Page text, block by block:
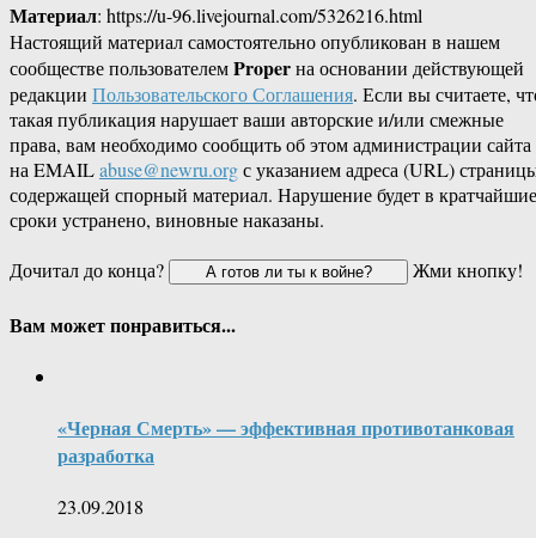
Материал: https://u-96.livejournal.com/5326216.html
Настоящий материал самостоятельно опубликован в нашем
сообществе пользователемProperна основании действующей
редакции Пользовательского Соглашения. Если вы считаете,
такая публикация нарушает ваши авторские и/или смежные
права, вам необходимо сообщить об этом администрации сайта
на EMAILabuse@newru.orgс указанием адреса (URL)
содержащей спорный материал. Нарушение будет в кратчайшие
сроки устранено, виновные наказаны.
Дочитал до конца?
Жми кнопку!
Вам может понравиться...
«Черная Смерть» — эффективная противотанковая
разработка
23.09.2018